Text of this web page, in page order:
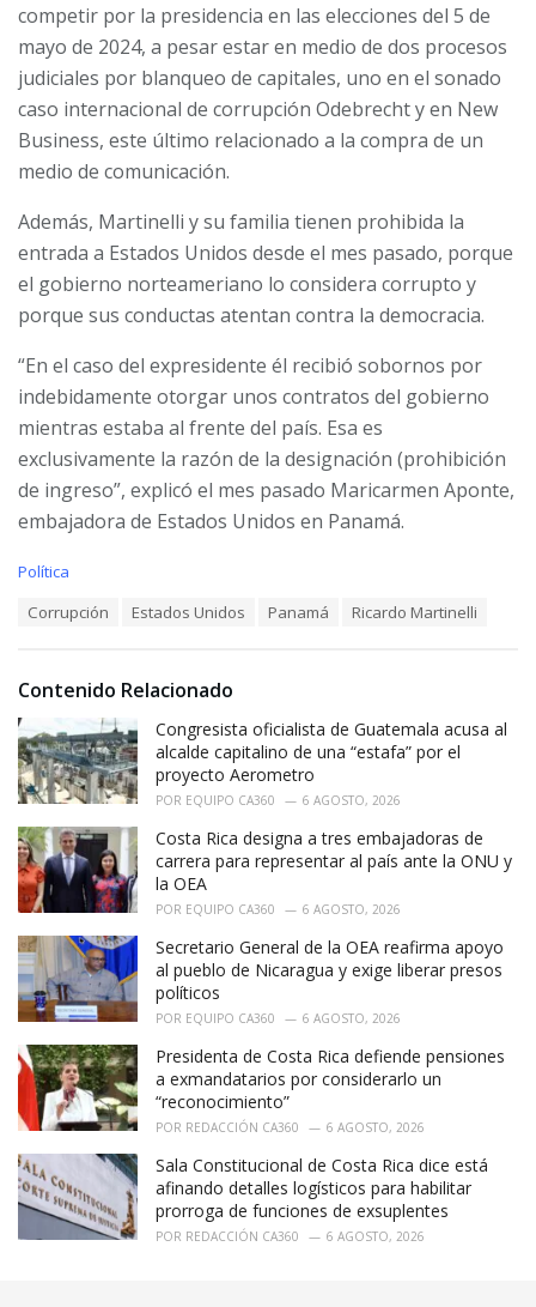
competir por la presidencia en las elecciones del 5 de
mayo de 2024, a pesar estar en medio de dos procesos
judiciales por blanqueo de capitales, uno en el sonado
caso internacional de corrupción Odebrecht y en New
Business, este último relacionado a la compra de un
medio de comunicación.
Además, Martinelli y su familia tienen prohibida la
entrada a Estados Unidos desde el mes pasado, porque
el gobierno norteameriano lo considera corrupto y
porque sus conductas atentan contra la democracia.
“En el caso del expresidente él recibió sobornos por
indebidamente otorgar unos contratos del gobierno
mientras estaba al frente del país. Esa es
exclusivamente la razón de la designación (prohibición
de ingreso”, explicó el mes pasado Maricarmen Aponte,
embajadora de Estados Unidos en Panamá.
C
o
r
i
e
s
:
Política
:
Corrupción Estados Unidos Panamá Ricardo Martinelli
Contenido Relacionado
Congresista oficialista de Guatemala acusa al
alcalde capitalino de una “estafa” por el
proyecto Aerometro
POR EQUIPO CA360 6 AGOSTO, 2026
Costa Rica designa a tres embajadoras de
carrera para representar al país ante la ONU y
la OEA
POR EQUIPO CA360 6 AGOSTO, 2026
Secretario General de la OEA reafirma apoyo
al pueblo de Nicaragua y exige liberar presos
políticos
POR EQUIPO CA360 6 AGOSTO, 2026
Presidenta de Costa Rica defiende pensiones
a exmandatarios por considerarlo un
“reconocimiento”
POR REDACCIÓN CA360 6 AGOSTO, 2026
Sala Constitucional de Costa Rica dice está
afinando detalles logísticos para habilitar
prorroga de funciones de exsuplentes
POR REDACCIÓN CA360 6 AGOSTO, 2026